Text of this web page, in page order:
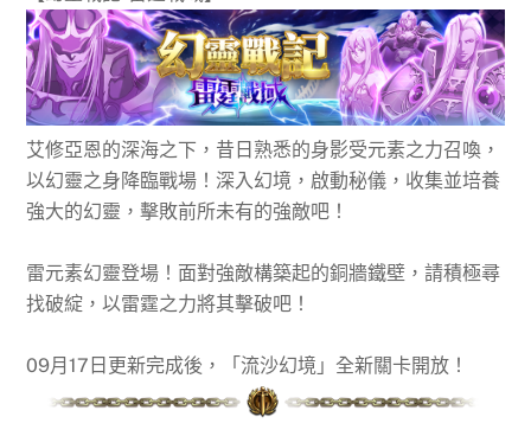
艾修亞恩的深海之下，昔日熟悉的身影受元素之力召喚，
以幻靈之身降臨戰場！深入幻境，啟動秘儀，收集並培養
強大的幻靈，擊敗前所未有的強敵吧！
雷元素幻靈登場！面對強敵構築起的銅牆鐵壁，請積極尋
找破綻，以雷霆之力將其擊破吧！
09月17日更新完成後，「流沙幻境」全新關卡開放！